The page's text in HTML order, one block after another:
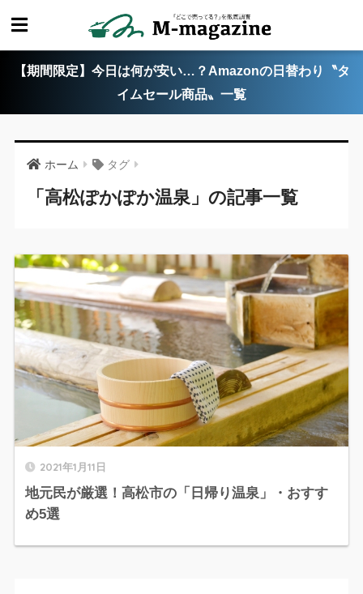
【期間限定】今日は何が安い…？Amazonの日替わり〝タ
イムセール商品〟一覧
ホーム タグ
「高松ぽかぽか温泉」の記事一覧
2021年1月11日
地元民が厳選！高松市の「日帰り温泉」・おすす
め5選